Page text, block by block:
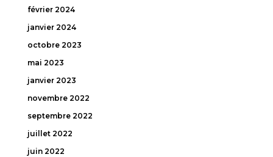
février 2024
janvier 2024
octobre 2023
mai 2023
janvier 2023
novembre 2022
septembre 2022
juillet 2022
juin 2022